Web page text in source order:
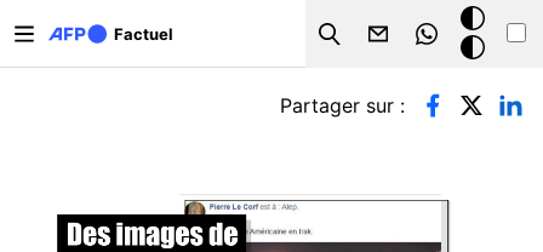
Factuel
Search
Mode
sombre
Onglets principaux
Partager sur :